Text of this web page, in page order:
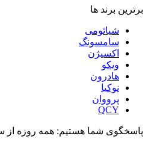
برترین برند ها
شیائومی
سامسونگ
اکسیژن
ویکو
هادرون
نوکیا
پرووان
QCY
پاسخگوی شما هستیم: همه روزه از ساعت 9:30